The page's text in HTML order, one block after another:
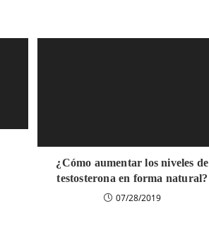
¿Cómo aumentar los niveles de
testosterona en forma natural?
07/28/2019